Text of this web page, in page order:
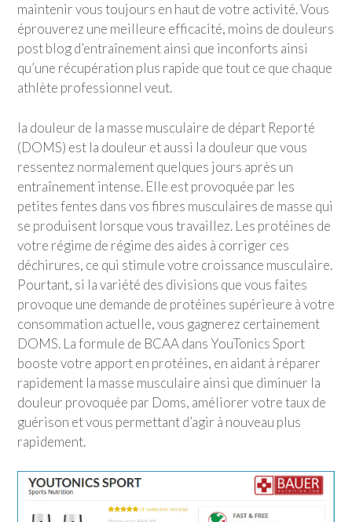
maintenir vous toujours en haut de votre activité. Vous
éprouverez une meilleure efficacité, moins de douleurs
post blog d’entraînement ainsi que inconforts ainsi
qu’une récupération plus rapide que tout ce que chaque
athlète professionnel veut.
la douleur de la masse musculaire de départ Reporté
(DOMS) est la douleur et aussi la douleur que vous
ressentez normalement quelques jours après un
entraînement intense. Elle est provoquée par les
petites fentes dans vos fibres musculaires de masse qui
se produisent lorsque vous travaillez. Les protéines de
votre régime de régime des aides à corriger ces
déchirures, ce qui stimule votre croissance musculaire.
Pourtant, si la variété des divisions que vous faites
provoque une demande de protéines supérieure à votre
consommation actuelle, vous gagnerez certainement
DOMS. La formule de BCAA dans YouTonics Sport
booste votre apport en protéines, en aidant à réparer
rapidement la masse musculaire ainsi que diminuer la
douleur provoquée par Doms, améliorer votre taux de
guérison et vous permettant d’agir à nouveau plus
rapidement.